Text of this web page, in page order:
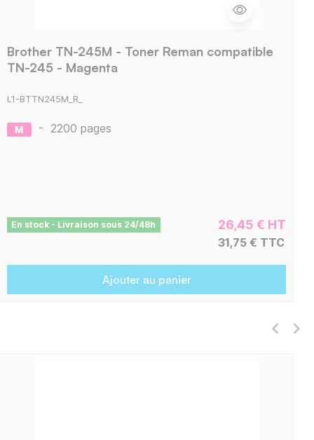
Brother TN-245M - Toner Reman compatible
TN-245 - Magenta
L1-BTTN245M_R_
- 2200 pages
En stock - Livraison sous 24/48h 26,45 € HT
31,75 € TTC
Ajouter au panier